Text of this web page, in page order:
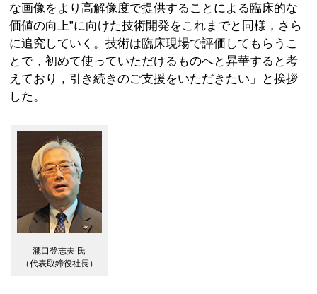
な画像をより高解像度で提供することによる臨床的な
価値の向上”に向けた技術開発をこれまでと同様，さら
に追究していく。技術は臨床現場で評価してもらうこ
とで，初めて使っていただけるものへと昇華すると考
えており，引き続きのご支援をいただきたい」と挨拶
した。
瀧口登志夫 氏
（代表取締役社長）